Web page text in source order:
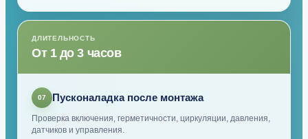
ДЛИТЕЛЬНОСТЬ
От 1 до 3 часов
07 Пусконаладка после монтажа
Проверка включения, герметичности, циркуляции, давления,
датчиков и управления.